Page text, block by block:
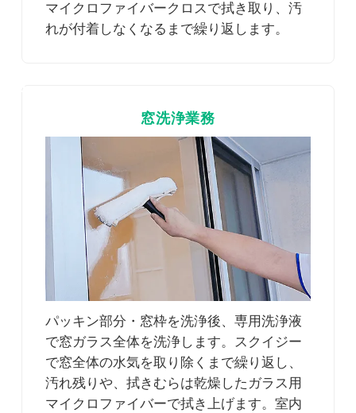
マイクロファイバークロスで拭き取り、汚
れが付着しなくなるまで繰り返します。
窓洗浄業務
パッキン部分・窓枠を洗浄後、専用洗浄液
で窓ガラス全体を洗浄します。スクイジー
で窓全体の水気を取り除くまで繰り返し、
汚れ残りや、拭きむらは乾燥したガラス用
マイクロファイバーで拭き上げます。室内